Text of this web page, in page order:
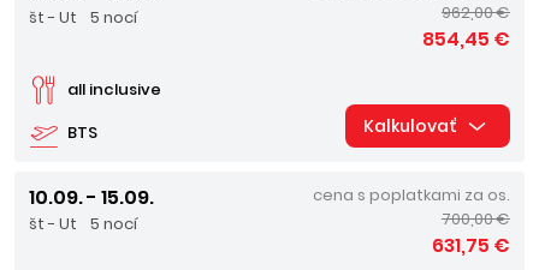
št - Ut 5 nocí
BTS
all inclusive
962,00 €
854,45 €
Kalkulovať
10.09. - 15.09.
št - Ut 5 nocí
cena s poplatkami za os.
700,00 €
631,75 €